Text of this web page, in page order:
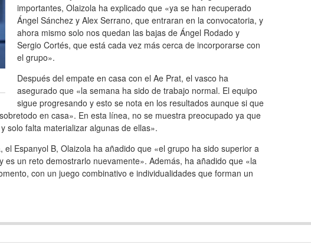
importantes, Olaizola ha explicado que «ya se han recuperado
Ángel Sánchez y Alex Serrano, que entraran en la convocatoria, y
ahora mismo solo nos quedan las bajas de Ángel Rodado y
Sergio Cortés, que está cada vez más cerca de incorporarse con
el grupo».
Después del empate en casa con el Ae Prat, el vasco ha
asegurado que «la semana ha sido de trabajo normal. El equipo
sigue progresando y esto se nota en los resultados aunque si que
en casa». En esta línea, no se muestra preocupado ya que
solo falta materializar algunas de ellas».
Espanyol B, Olaizola ha añadido que «el grupo ha sido superior a
es un reto demostrarlo nuevamente». Además, ha añadido que «la
con un juego combinativo e individualidades que forman un